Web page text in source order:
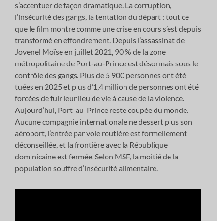
s’accentuer de façon dramatique. La corruption,
l’insécurité des gangs, la tentation du départ : tout ce
que le film montre comme une crise en cours s’est depuis
transformé en effondrement. Depuis l’assassinat de
Jovenel Moïse en juillet 2021, 90 % de la zone
métropolitaine de Port-au-Prince est désormais sous le
contrôle des gangs. Plus de 5 900 personnes ont été
tuées en 2025 et plus d’1,4 million de personnes ont été
forcées de fuir leur lieu de vie à cause de la violence.
Aujourd’hui, Port-au-Prince reste coupée du monde.
Aucune compagnie internationale ne dessert plus son
aéroport, l’entrée par voie routière est formellement
déconseillée, et la frontière avec la République
dominicaine est fermée. Selon MSF, la moitié de la
population souffre d’insécurité alimentaire.